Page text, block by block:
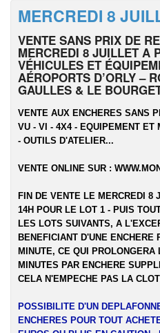
MERCREDI 8
VENTE SANS PRIX DE
MERCREDI 8 JUILLET A
VÉHICULES ET
AÉROPORTS D’ORLY –
GAULLES & LE
VENTE AUX ENCHERES SANS
VU - VI - 4X4 - EQUIPEMENT ET
- OUTILS D'ATELIER...
VENTE ONLINE SUR :
FIN DE VENTE LE MERCREDI 8
14H POUR LE LOT 1 - PUIS
LES LOTS SUIVANTS, A
BENEFICIANT D'UNE ENCHERE
MINUTE, CE QUI
MINUTES PAR ENCHERE
CELA N'EMPECHE PAS LA
POSSIBILITE D'UN
ENCHERES POUR TOUT